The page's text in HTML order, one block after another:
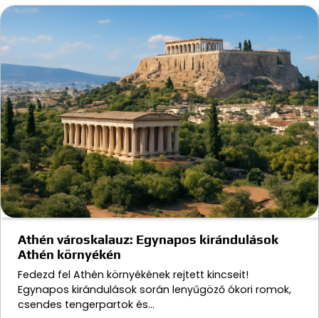
Athén városkalauz: Egynapos kirándulások
Athén környékén
Fedezd fel Athén környékének rejtett kincseit!
Egynapos kirándulások során lenyűgöző ókori romok,
csendes tengerpartok és…